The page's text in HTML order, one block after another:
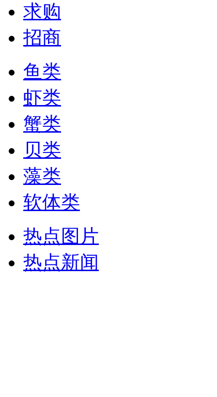
求购
招商
鱼类
虾类
蟹类
贝类
藻类
软体类
热点图片
热点新闻